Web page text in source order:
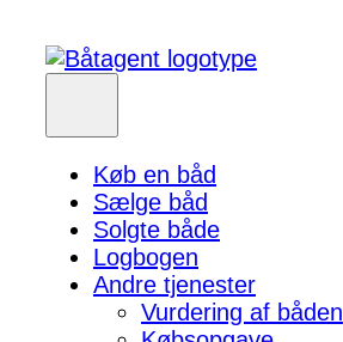
Køb en båd
Sælge båd
Solgte både
Logbogen
Andre tjenester
Vurdering af båden